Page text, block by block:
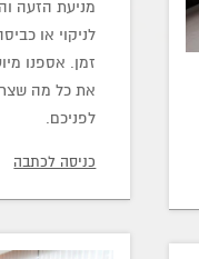
מניעת הזעה
לניקוי או
זמן. אספנו
את כל מה
לפניכם.
כניסה לכתבה